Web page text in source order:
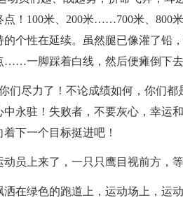
点！100米、200米……700米、800
个性在延续。虽然腿已像灌了铅
……一脚踩着白线，然后便瘫倒下去
们尽力了！不论成绩如何，你们
中永驻！失败者，不要灰心，幸运
下一个目标挺进吧！
动员上来了，一只只鹰目视前方，
洒在绿色的跑道上，运动场上，运